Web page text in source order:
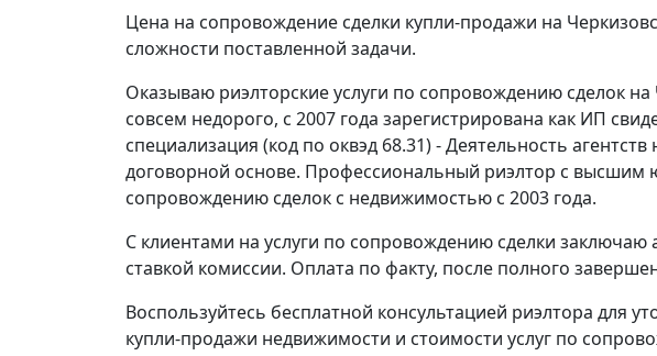
Цена на сопровождение сделки купли-продажи на
сложности поставленной задачи.
Оказываю риэлторские услуги по сопровождению сделок
совсем недорого, с 2007 года зарегистрирована как ИП
специализация (код по оквэд 68.31) - Деятельность
договорной основе. Профессиональный риэлтор с высшим
сопровождению сделок с недвижимостью с 2003 года.
С клиентами на услуги по сопровождению сделки заключаю
ставкой комиссии. Оплата по факту, после полного
Воспользуйтесь бесплатной консультацией риэлтора для
купли-продажи недвижимости и стоимости услуг по